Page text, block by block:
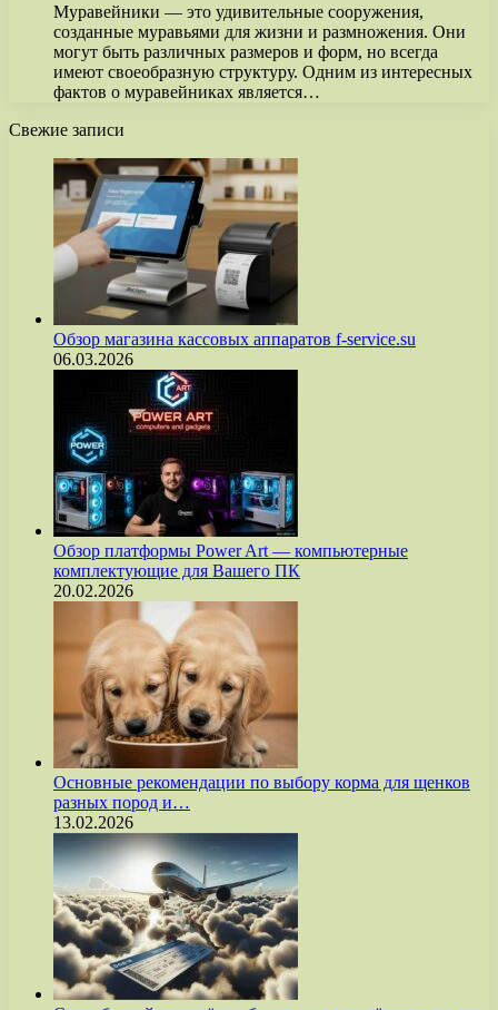
Муравейники — это удивительные сооружения,
созданные муравьями для жизни и размножения. Они
могут быть различных размеров и форм, но всегда
имеют своеобразную структуру. Одним из интересных
фактов о муравейниках является…
Свежие записи
Обзор магазина кассовых аппаратов f-service.su
06.03.2026
Обзор платформы Power Art — компьютерные
комплектующие для Вашего ПК
20.02.2026
Основные рекомендации по выбору корма для щенков
разных пород и…
13.02.2026